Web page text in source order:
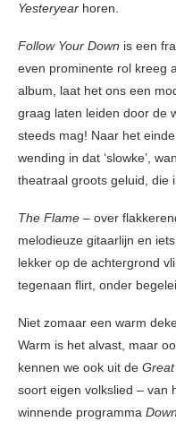
Yesteryear horen.
Follow Your Down is een
even prominente rol kreeg
album, laat het ons een
graag laten leiden door de
steeds mag! Naar het
wending in dat ‘slowke’,
theatraal groots geluid, die
The Flame – over
melodieuze gitaarlijn en
lekker op de achtergrond
tegenaan flirt, onder
Niet zomaar een warm
Warm is het alvast, maar
kennen we ook uit de
soort eigen volkslied – van
winnende programma